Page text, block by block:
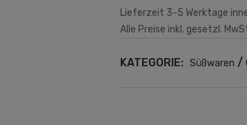
Lieferzeit 3-5 Werktage
Alle Preise inkl. gesetzl.
KATEGORIE: Süßwaren /